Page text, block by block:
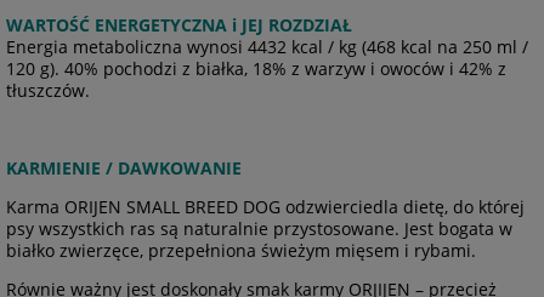
WARTOŚĆ ENERGETYCZNA i JEJ ROZDZIAŁ
Energia metaboliczna wynosi 4432 kcal / kg (468 kcal na 250 ml /
120 g). 40% pochodzi z białka, 18% z warzyw i owoców i 42% z
tłuszczów.
KARMIENIE / DAWKOWANIE
Karma ORIJEN SMALL BREED DOG odzwierciedla dietę, do której
psy wszystkich ras są naturalnie przystosowane. Jest bogata w
białko zwierzęce, przepełniona świeżym mięsem i rybami.
Równie ważny jest doskonały smak karmy ORJIJEN – przecież